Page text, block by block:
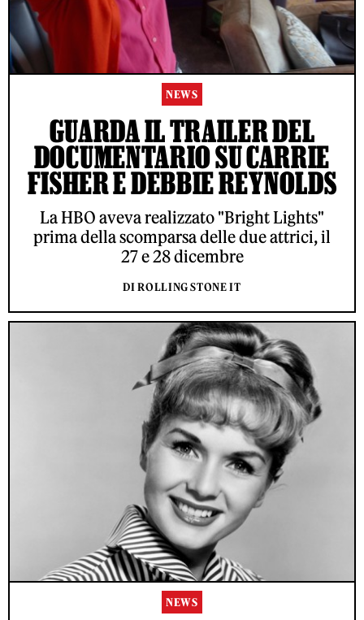
NEWS
GUARDA IL TRAILER DEL
DOCUMENTARIO SU CARRIE
FISHER E DEBBIE REYNOLDS
La HBO aveva realizzato "Bright Lights"
prima della scomparsa delle due attrici, il
27 e 28 dicembre
DI ROLLING STONE IT
NEWS